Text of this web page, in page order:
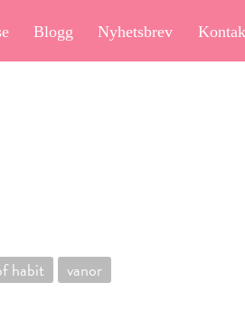
Blogg Nyhetsbrev
habit vanor